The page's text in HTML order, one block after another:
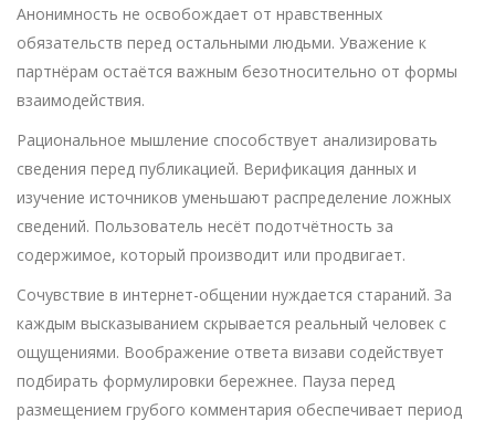
Анонимность не освобождает от нравственных
обязательств перед остальными людьми. Уважение к
партнёрам остаётся важным безотносительно от формы
взаимодействия.
Рациональное мышление способствует анализировать
сведения перед публикацией. Верификация данных и
изучение источников уменьшают распределение ложных
сведений. Пользователь несёт подотчётность за
содержимое, который производит или продвигает.
Сочувствие в интернет-общении нуждается стараний. За
каждым высказыванием скрывается реальный человек с
ощущениями. Воображение ответа визави содействует
подбирать формулировки бережнее. Пауза перед
размещением грубого комментария обеспечивает период